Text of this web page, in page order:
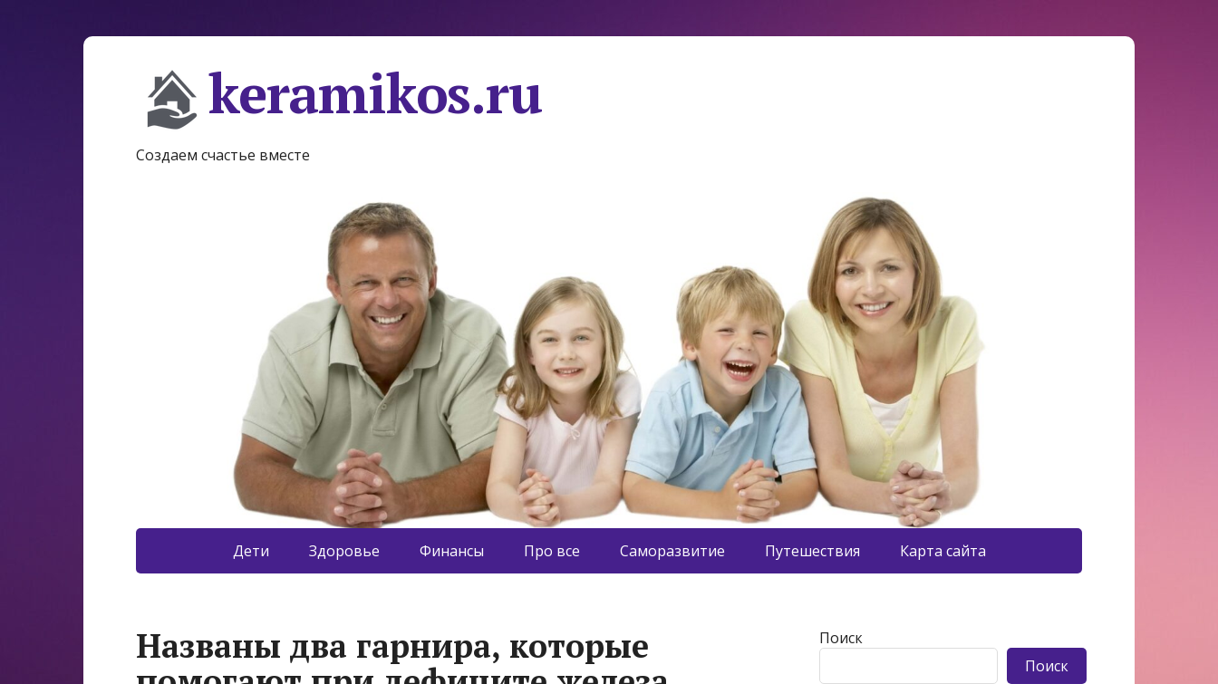
keramikos.ru
Создаем счастье вместе
Дети Здоровье Финансы Про все Саморазвитие Путешествия Карта сайта
Названы два гарнира, которые
Поиск
Поиск